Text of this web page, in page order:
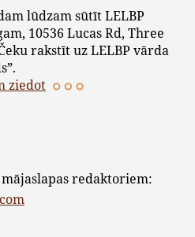
lūdzam sūtīt LELBP
10536 Lucas Rd, Three
rakstīt uz LELBP vārda
ziedot
redaktoriem: